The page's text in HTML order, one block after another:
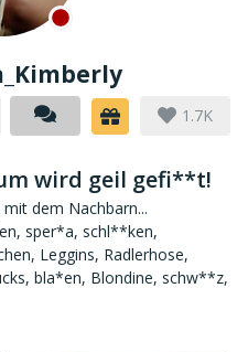
1.7K
wird geil gefi**t!
sper*a, schl**ken,
Leggins, Radlerhose,
bla*en, Blondine, schw**z,